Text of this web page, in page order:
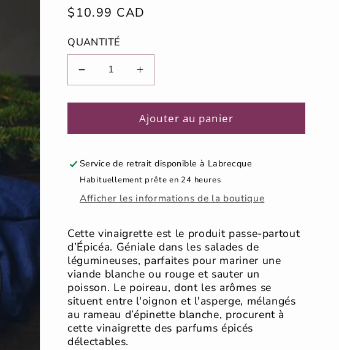
Prix
$10.99 CAD
QUANTITÉ
Réduire
la
quantité
Vinaigrette
et
épinette
Augmenter
la
quantité
de
Vinaigrette
et
épinette
blanche
Ajouter au panier
Service de retrait disponible à Labrecque
Habituellement prête en 24 heures
Afficher les informations de la boutique
Cette vinaigrette est le produit passe-partout
d’Épicéa. Géniale dans les salades de
légumineuses, parfaites pour mariner une
viande blanche ou rouge et sauter un
poisson. Le poireau, dont les arômes se
situent entre l'oignon et l'asperge, mélangés
au rameau d’épinette blanche, procurent à
cette vinaigrette des parfums épicés
délectables.